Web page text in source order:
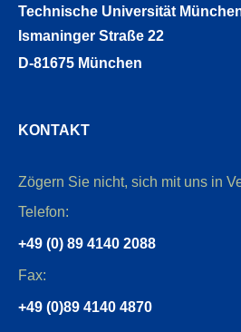
Technische Universität
Ismaninger Straße 22
D-81675 München
KONTAKT
Zögern Sie nicht, sich mit uns in
Telefon:
+49 (0) 89 4140 2088
Fax:
+49 (0)89 4140 4870